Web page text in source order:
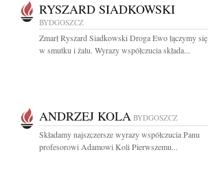
RYSZARD SIADKOWSKI
BYDGOSZCZ
Zmarł Ryszard Siadkowski Droga Ewo łączymy się
w smutku i żalu. Wyrazy współczucia składa...
ANDRZEJ KOLA BYDGOSZCZ
Składamy najszczersze wyrazy współczucia Panu
profesorowi Adamowi Koli Pierwszemu...